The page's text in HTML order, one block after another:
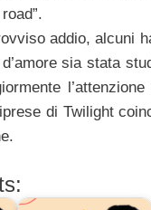
addio, alcuni
sia stata
di Twilight